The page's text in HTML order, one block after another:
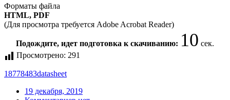
Форматы файла
HTML, PDF
(Для просмотра требуется Adobe Acrobat Reader)
Подождите, идет подготовка к скачиванию: 10 сек.
Просмотрено: 291
18778483datasheet
19 декабря, 2019